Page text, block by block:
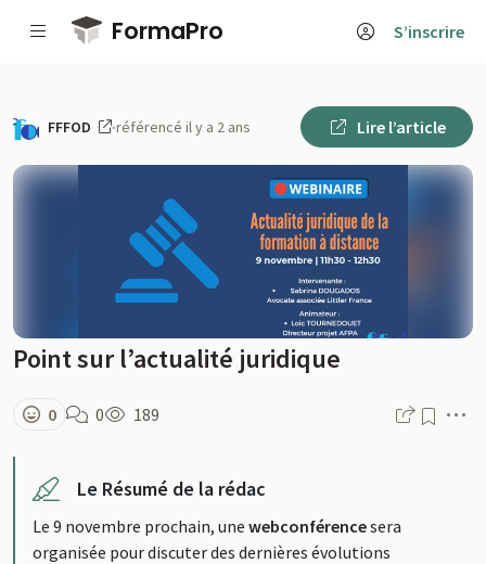
Passer au contenu principal
FormaPro S’inscrire
FFFOD ·référencé il y a 2 ans Lire l’article
Point sur l’actualité juridique
0 0 189
Le Résumé de la rédac
Le 9 novembre prochain, une webconférencesera
organisée pour discuter des dernières évolutions